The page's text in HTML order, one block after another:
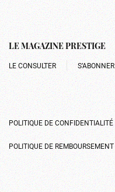
LE MAGAZINE PRESTIGE
LE CONSULTER S’ABONNER
POLITIQUE DE CONFIDENTIALITÉ
POLITIQUE DE REMBOURSEMENT